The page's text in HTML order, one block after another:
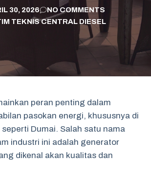
30, 2026
NO COMMENTS
TEKNIS CENTRAL DIESEL
peran penting dalam
pasokan energi, khususnya di
Dumai. Salah satu nama
industri ini adalah generator
dikenal akan kualitas dan